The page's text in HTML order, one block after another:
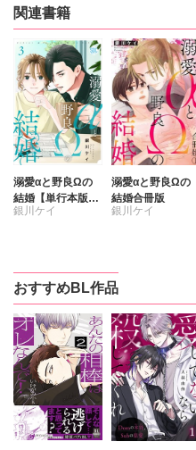
関連書籍
溺愛αと野良Ωの
結婚【単行本版】
【電子書店特典付
銀川ケイ
溺愛αと野良Ωの
結婚合冊版
銀川ケイ
おすすめBL作品